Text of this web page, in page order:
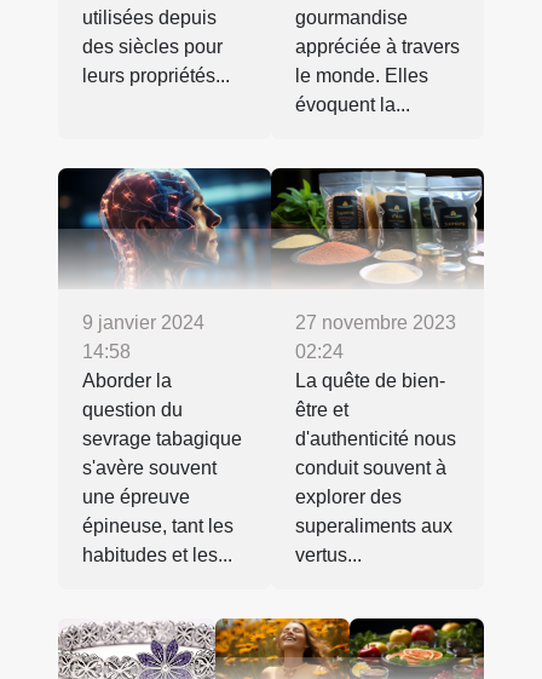
utilisées depuis
des siècles pour
leurs propriétés...
gourmandise
appréciée à travers
le monde. Elles
évoquent la...
9 janvier 2024
14:58
Aborder la
question du
sevrage tabagique
s'avère souvent
une épreuve
épineuse, tant les
habitudes et les...
27 novembre 2023
02:24
La quête de bien-
être et
d'authenticité nous
conduit souvent à
explorer des
superaliments aux
vertus...